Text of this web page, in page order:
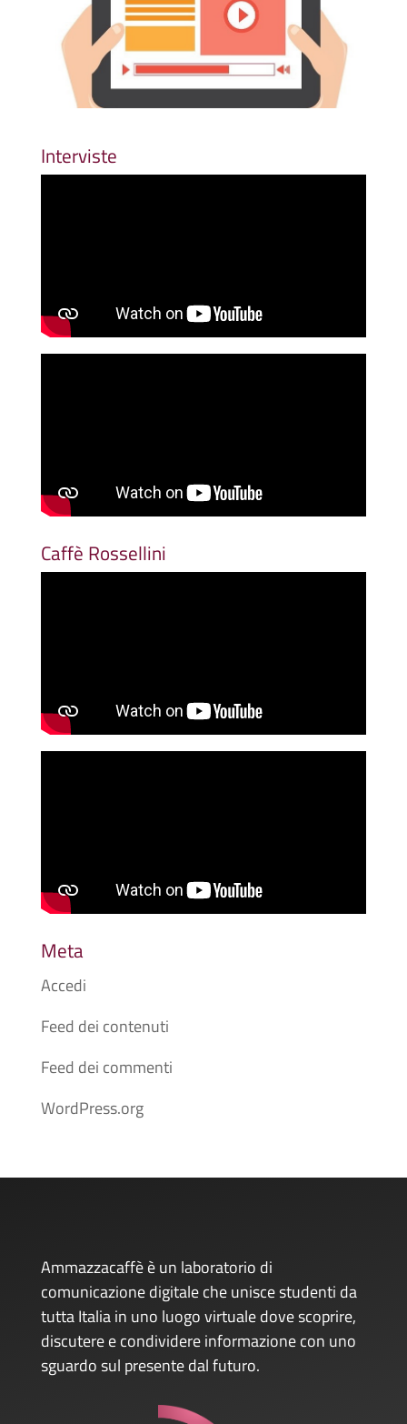
Interviste
Caffè Rossellini
Meta
Accedi
Feed dei contenuti
Feed dei commenti
WordPress.org
Ammazzacaffè è un laboratorio di
comunicazione digitale che unisce studenti da
tutta Italia in uno luogo virtuale dove scoprire,
discutere e condividere informazione con uno
sguardo sul presente dal futuro.